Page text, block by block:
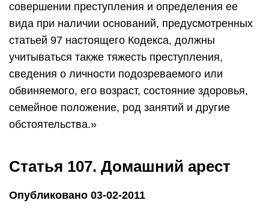
совершении преступления и определения ее
вида при наличии оснований, предусмотренных
статьей 97 настоящего Кодекса, должны
учитываться также тяжесть преступления,
сведения о личности подозреваемого или
обвиняемого, его возраст, состояние здоровья,
семейное положение, род занятий и другие
обстоятельства.»
Статья 107. Домашний арест
Опубликовано 03-02-2011